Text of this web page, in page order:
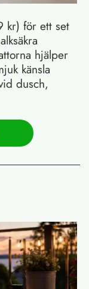
kr) för ett set
hjälper
känsla
dusch,